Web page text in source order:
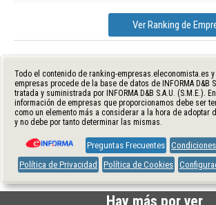
Ver Ranking de
Todo el contenido de ranking-empresas.eleconomista.es
empresas procede de la base de datos de INFORMA D&B
tratada y suministrada por INFORMA D&B S.A.U. (S.M.E.).
información de empresas que proporcionamos debe ser
como un elemento más a considerar a la hora de adoptar
y no debe por tanto determinar las mismas.
Preguntas Frecuentes
Política de Privacidad
Política de Cookies
Hay más por ver